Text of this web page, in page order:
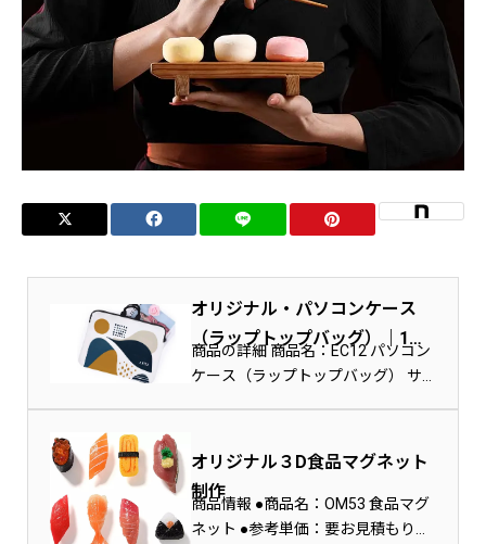
オリジナル・パソコンケース
（ラップトップバッグ）｜1個
から制作
商品の詳細 商品名：EC12 パソコン
ケース（ラップトップバッグ） サ
オリジナル３D食品マグネット
制作
商品情報 ●商品名：OM53 食品マグ
ネット ●参考単価：要お見積もり／